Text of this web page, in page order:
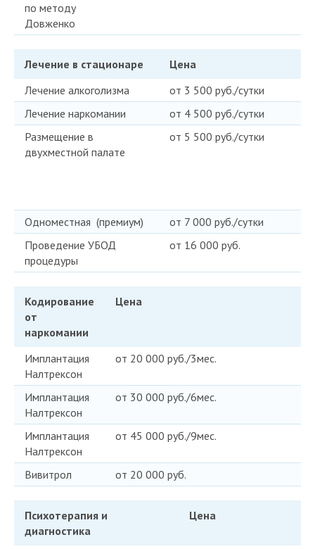
по методу
Довженко
Лечение в стационаре
Цена
Лечение алкоголизма
от 3 500 руб./сутки
Лечение наркомании
от 4 500 руб./сутки
Размещение в
двухместной палате
от 5 500 руб./сутки
Одноместная (премиум)
от 7 000 руб./сутки
Проведение УБОД
процедуры
от 16 000 руб.
Кодирование
от
наркомании
Цена
Имплантация
Налтрексон
от 20 000 руб./3мес.
Имплантация
Налтрексон
от 30 000 руб./6мес.
Имплантация
Налтрексон
от 45 000 руб./9мес.
Вивитрол от 20 000 руб.
Психотерапия и
диагностика
Цена